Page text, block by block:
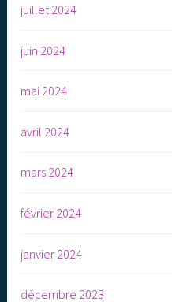
juillet 2024
juin 2024
mai 2024
avril 2024
mars 2024
février 2024
janvier 2024
décembre 2023